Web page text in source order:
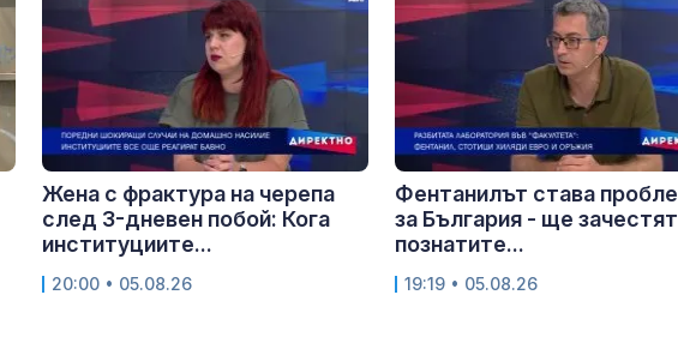
Жена с фрактура на черепа
след 3-дневен побой: Кога
институциите...
20:00 • 05.08.26
Фентанилът става
за България - ще
познатите...
19:19 • 05.08.26